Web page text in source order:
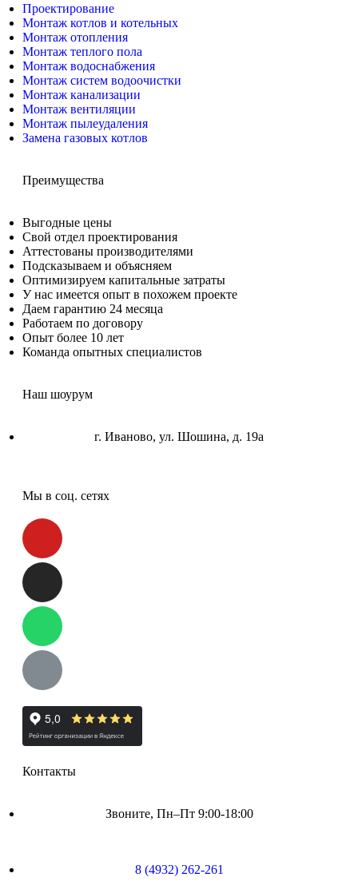
Проектирование
Монтаж котлов и котельных
Монтаж отопления
Монтаж теплого пола
Монтаж водоснабжения
Монтаж систем водоочистки
Монтаж канализации
Монтаж вентиляции
Монтаж пылеудаления
Замена газовых котлов
Преимущества
Выгодные цены
Свой отдел проектирования
Аттестованы производителями
Подсказываем и объясняем
Оптимизируем капитальные затраты
У нас имеется опыт в похожем проекте
Даем гарантию 24 месяца
Работаем по договору
Опыт более 10 лет
Команда опытных специалистов
Наш шоурум
г. Иваново, ул. Шошина, д. 19а
Мы в соц. сетях
Контакты
Звоните, Пн–Пт 9:00-18:00
8 (4932) 262-261